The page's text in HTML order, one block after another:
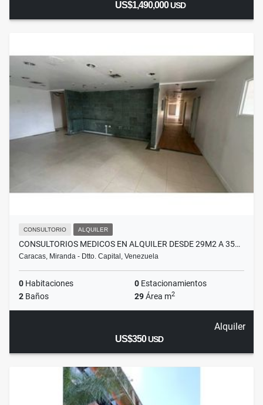
US$1,490,000USD
CONSULTORIO ALQUILER
CONSULTORIOS MEDICOS EN ALQUILER DESDE 29M2 A 35…
Caracas, Miranda - Dtto. Capital, Venezuela
0 Habitaciones 0 Estacionamientos
2 Baños 29Área m2
Alquiler
US$350USD